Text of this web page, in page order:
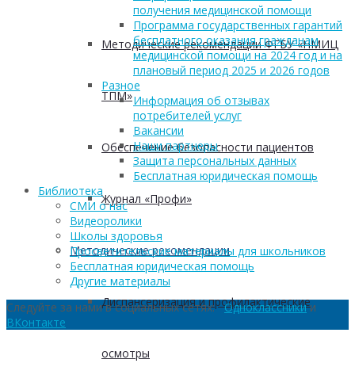
Методические рекомендации ФГБУ «НМИЦ
ТПМ»
Обеспечение безопасности пациентов
Журнал «Профи»
Методические рекомендации
Диспансеризация и профилактические
осмотры
получения медицинской помощи
Программа государственных гарантий
бесплатного оказания гражданам
медицинской помощи на 2024 год и на
плановый период 2025 и 2026 годов
Разное
Информация об отзывах
потребителей услуг
Вакансии
Наши партнеры
Защита персональных данных
Бесплатная юридическая помощь
Библиотека
СМИ о нас
Видеоролики
Школы здоровья
Просветительские материалы для школьников
Бесплатная юридическая помощь
Другие материалы
Следуйте за нами в социальных сетях:Одноклассникии
ВКонтакте